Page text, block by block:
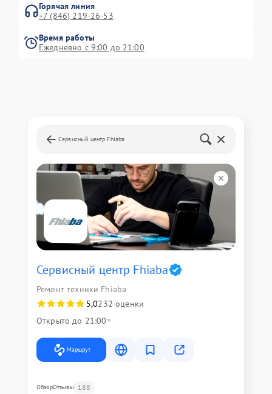
Горячая линия
+7 (846) 219-26-53
Время работы
Ежедневно с 9:00 до 21:00
Сервисный центр Fhiaba
Сервисный центр Fhiaba
Ремонт техники Fhiaba
5,0232 оценки
Открыто до 21:00
Маршрут
ОбзорОтзывы 188